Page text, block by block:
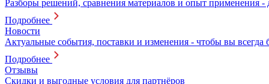
Разборы решений, сравнения материалов и опыт применения
Подробнее
Новости
Актуальные события, поставки и изменения - чтобы вы всегда
Подробнее
Отзывы
Скидки и выгодные условия для партнёров